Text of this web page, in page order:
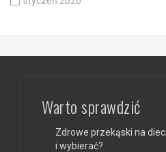
Warto sprawdzić
Zdrowe przekąski na
i wybierać?